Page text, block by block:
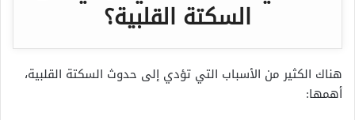
السكتة القلبية؟
هناك الكثير من الأسباب التي تؤدي إلى حدوث السكتة القلبية،
أهمها: